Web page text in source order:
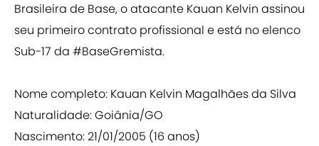
Brasileira de Base, o atacante Kauan Kelvin assinou
seu primeiro contrato profissional e está no elenco
Sub-17 da #BaseGremista.
Nome completo: Kauan Kelvin Magalhães da Silva
Naturalidade: Goiânia/GO
Nascimento: 21/01/2005 (16 anos)